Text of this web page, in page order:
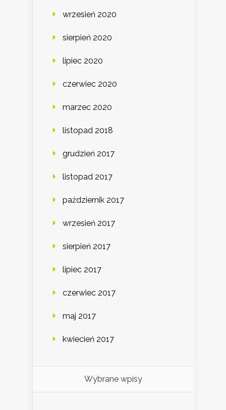
wrzesień 2020
sierpień 2020
lipiec 2020
czerwiec 2020
marzec 2020
listopad 2018
grudzień 2017
listopad 2017
październik 2017
wrzesień 2017
sierpień 2017
lipiec 2017
czerwiec 2017
maj 2017
kwiecień 2017
Wybrane wpisy